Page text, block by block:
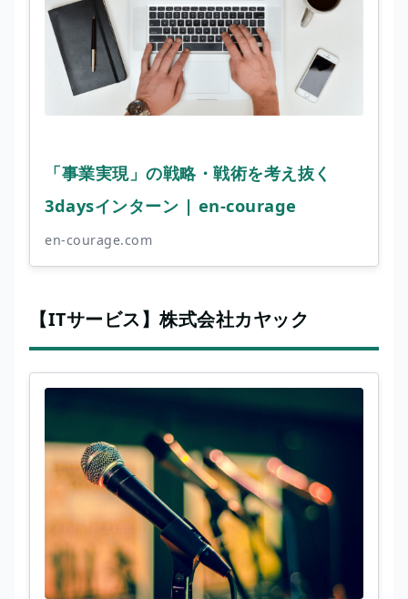
「事業実現」の戦略・戦術を考え抜く
3daysインターン | en-courage
en-courage.com
【ITサービス】株式会社カヤック